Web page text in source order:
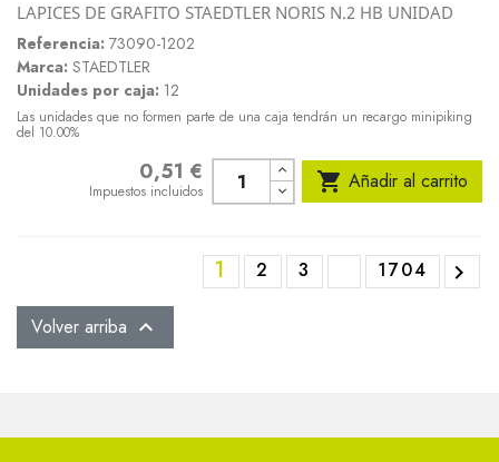
LAPICES DE GRAFITO STAEDTLER NORIS N.2 HB UNIDAD
Referencia: 73090-1202
Marca: STAEDTLER
Unidades por caja: 12
Las unidades que no formen parte de una caja tendrán un recargo minipiking
del 10.00%
0,51 €
Impuestos incluidos  Añadir al carrito
1 2 3 1704 
Volver arriba 